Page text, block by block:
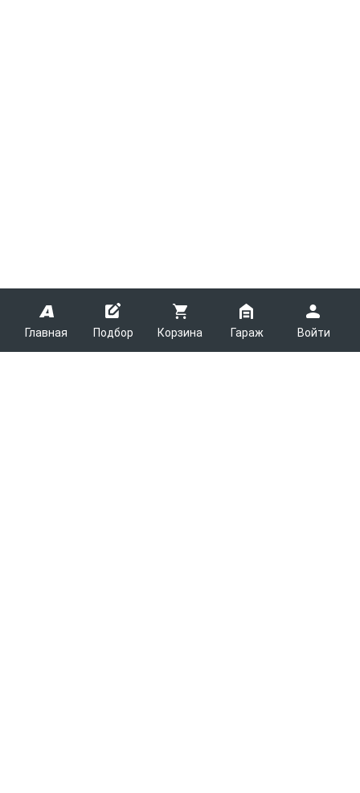
Главная Подбор Корзина Гараж Войти